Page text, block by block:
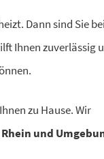
Dann sind Sie bei
Ihnen zuverlässig
zu Hause. Wir
und